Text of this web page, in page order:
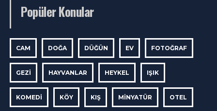
Popüler Konular
CAM DOĞA DÜĞÜN EV FOTOĞRAF
GEZI HAYVANLAR HEYKEL IŞIK
KOMEDI KÖY KIŞ MINYATÜR OTEL